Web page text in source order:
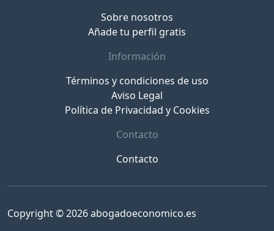
Sobre nosotros
Añade tu perfil gratis
Información
Términos y condiciones de uso
Aviso Legal
Política de Privacidad y Cookies
Contacto
Contacto
Copyright © 2026 abogadoeconomico.es